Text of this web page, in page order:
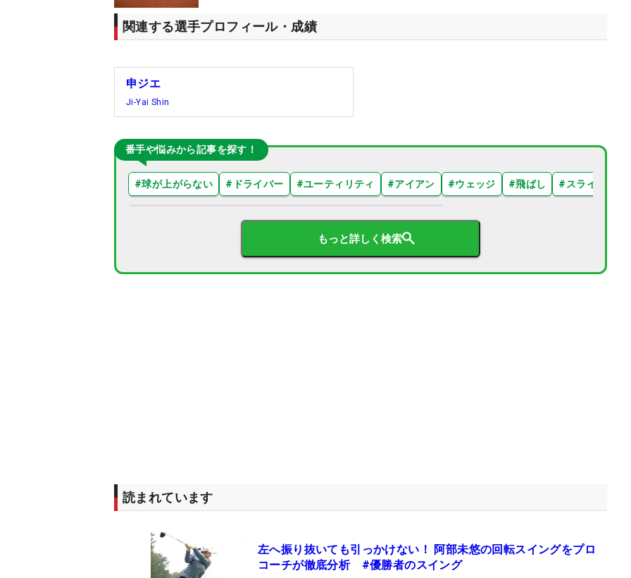
関連する選手プロフィール・成績
申ジエ
Ji-Yai Shin
番手や悩みから記事を探す！
#球が上がらない # ドライバー #ユーティリティ #アイアン #ウェッジ #飛ばし # スライス
もっと詳しく検索
読まれています
左へ振り抜いても引っかけない！ 阿部未悠の回転スイングをプロ
コーチが徹底分析 #優勝者のスイング